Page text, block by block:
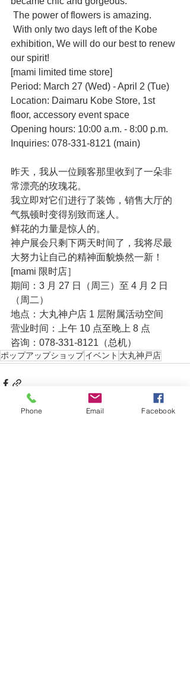
The power of flowers is amazing.
exhibition, We will do our best to renew
our spirit!
[mami limited time store]
Period: March 27 (Wed) - April 2 (Tue)
Location: Daimaru Kobe Store, 1st
floor, accessory event space
Opening hours: 10:00 a.m. - 8:00 p.m.
Inquiries: 078-331-8121 (main)
昨天，我从一位顾客那里收到了一朵非
常漂亮的玫瑰花。
我立即对它们进行了装饰，销售大厅的
气氛顿时变得别致而迷人。
鲜花的力量是惊人的。
神户展会只剩下两天时间了，我将尽最
大努力让自己的精神面貌焕然一新！
[mami 限时店］
期间：3 月 27 日（周三）至 4 月 2 日
（周二）
地点：大丸神户店 1 层附属活动空间
营业时间：上午 10 点至晚上 8 点
咨询：078-331-8121（总机）
ポップアップショップイベント 大丸神戸店
Phone Email Facebook